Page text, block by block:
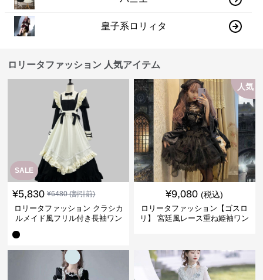
皇子系ロリィタ
ロリータファッション 人気アイテム
SALE
¥5,830 ¥6480(割引前)
ロリータファッション クラシカ
ルメイド風フリル付き長袖ワン
人気
¥9,080 (税込)
ロリータファッション【ゴスロ
リ】 宮廷風レース重ね姫袖ワン